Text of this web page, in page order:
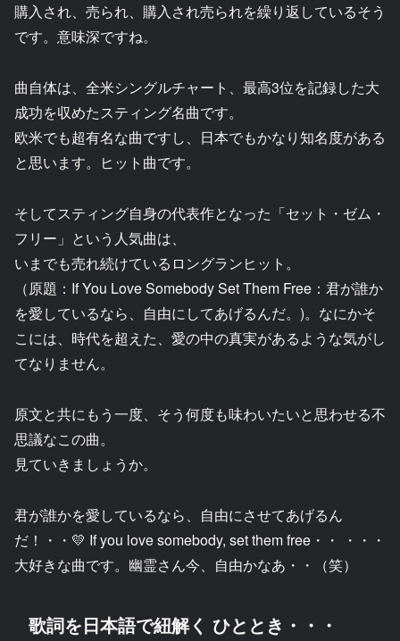
購入され、売られ、購入され売られを繰り返しているそう
です。意味深ですね。
曲自体は、全米シングルチャート、最高3位を記録した大
成功を収めたスティング名曲です。
欧米でも超有名な曲ですし、日本でもかなり知名度がある
と思います。ヒット曲です。
そしてスティング自身の代表作となった「セット・ゼム・
フリー」という人気曲は、
いまでも売れ続けているロングランヒット。
（原題：If You Love Somebody Set Them Free：君が誰か
を愛しているなら、自由にしてあげるんだ。)。なにかそ
こには、時代を超えた、愛の中の真実があるような気がし
てなりません。
原文と共にもう一度、そう何度も味わいたいと思わせる不
思議なこの曲。
見ていきましょうか。
君が誰かを愛しているなら、自由にさせてあげるん
だ！・・💛 If you love somebody, set them free・・ ・・・
大好きな曲です。幽霊さん今、自由かなあ・・（笑）
歌詞を日本語で紐解く ひととき・・・